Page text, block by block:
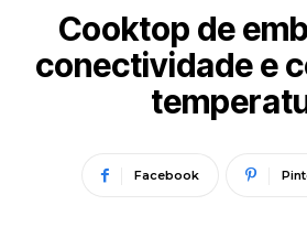
Cooktop de
conectividade e
Facebook